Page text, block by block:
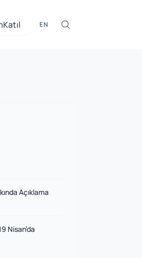
Katıl EN
Açıklama
Nisan’da